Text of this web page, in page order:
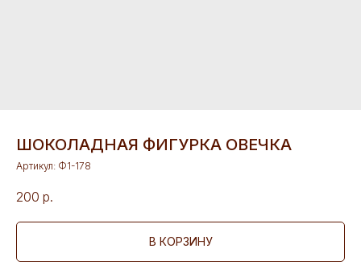
ШОКОЛАДНАЯ ФИГУРКА ОВЕЧКА
Артикул: Ф1-178
200 р.
В КОРЗИНУ